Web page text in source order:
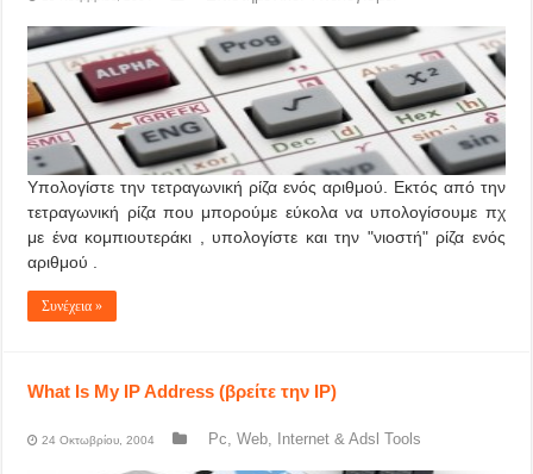
Υπολογίστε την τετραγωνική ρίζα ενός αριθμού. Εκτός από την
τετραγωνική ρίζα που μπορούμε εύκολα να υπολογίσουμε πχ
με ένα κομπιουτεράκι , υπολογίστε και την "νιοστή" ρίζα ενός
αριθμού .
Συνέχεια »
What Is My IP Address (βρείτε την IP)
24 Οκτωβρίου, 2004 Pc, Web, Internet & Adsl Tools